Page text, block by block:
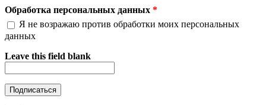
Обработка персональных данных *
Я не возражаю против обработки моих персональных
данных
Leave this field blank